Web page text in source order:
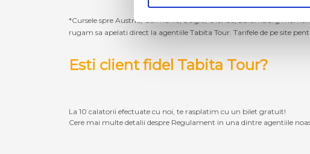
*Cursele spre Austria, Germania, Belgia, Olanda, Luxemburg
rugam sa apelati direct la agentiile Tabita Tour. Tarifele de pe site
Esti client fidel Tabita Tour?
La 10 calatorii efectuate cu noi, te rasplatim cu un bilet gratuit!
Cere mai multe detalii despre Regulament in una dintre agentiile